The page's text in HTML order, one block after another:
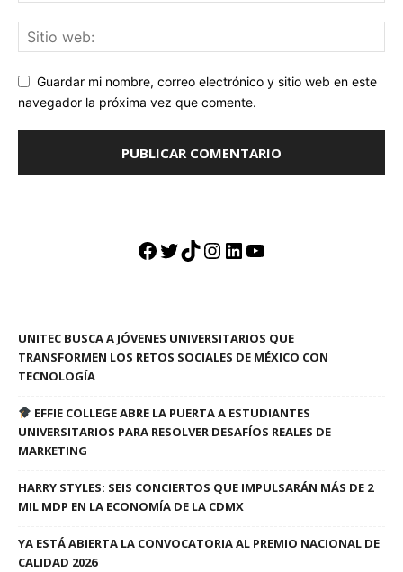
Guardar mi nombre, correo electrónico y sitio web en este
navegador la próxima vez que comente.
Facebook
Twitter
TikTok
Instagram
LinkedIn
YouTube
UNITEC BUSCA A JÓVENES UNIVERSITARIOS QUE
TRANSFORMEN LOS RETOS SOCIALES DE MÉXICO CON
TECNOLOGÍA
EFFIE COLLEGE ABRE LA PUERTA A ESTUDIANTES
UNIVERSITARIOS PARA RESOLVER DESAFÍOS REALES DE
MARKETING
HARRY STYLES: SEIS CONCIERTOS QUE IMPULSARÁN MÁS DE 2
MIL MDP EN LA ECONOMÍA DE LA CDMX
YA ESTÁ ABIERTA LA CONVOCATORIA AL PREMIO NACIONAL DE
CALIDAD 2026